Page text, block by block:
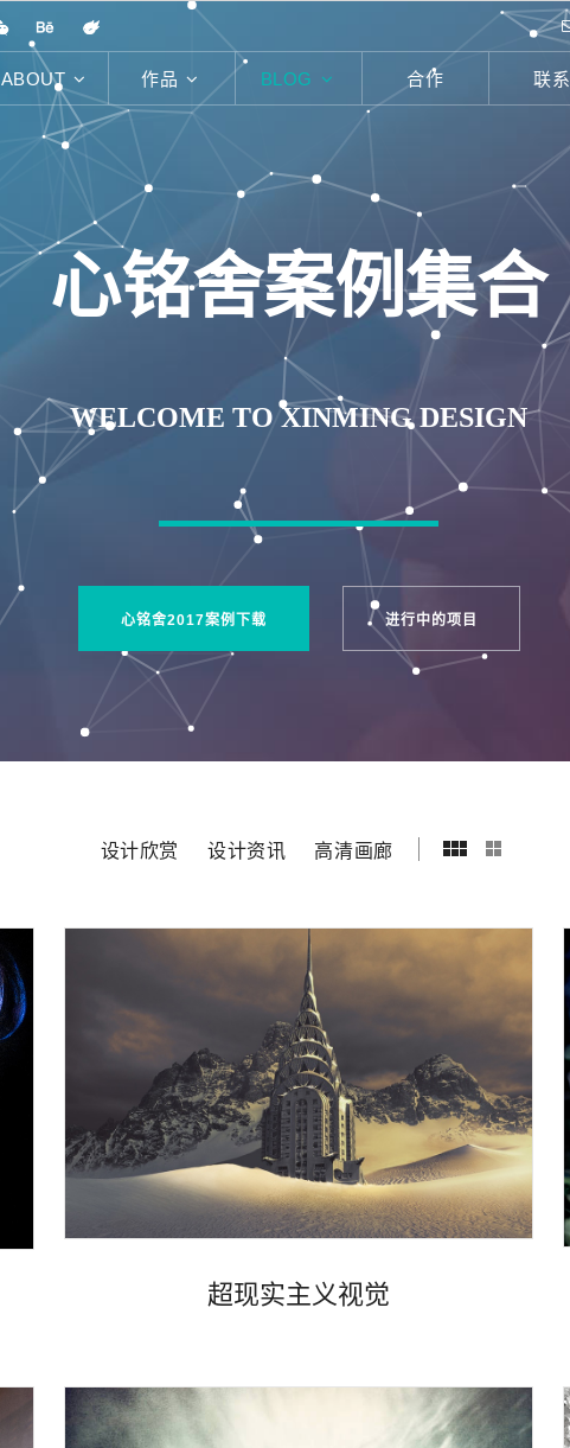
ABOUT 作品 BLOG 合作 联系
心铭舍案例集合
WELCOME TO XINMING DESIGN
心铭舍2017案例下载 进行中的项目
设计欣赏 设计资讯 高清画廊
Views
超现实主义视觉